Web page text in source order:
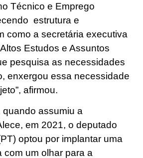
Técnico e Emprego
estrutura e
como a secretária executiva
Estudos e Assuntos
pesquisa as necessidades
enxergou essa necessidade
afirmou.
quando assumiu a
em 2021, o deputado
optou por implantar uma
com um olhar para a